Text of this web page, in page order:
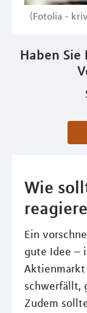
(Fotolia -
Haben
Wie
Ein
gute Idee –
Aktienmarkt
schwerfällt,
Zudem